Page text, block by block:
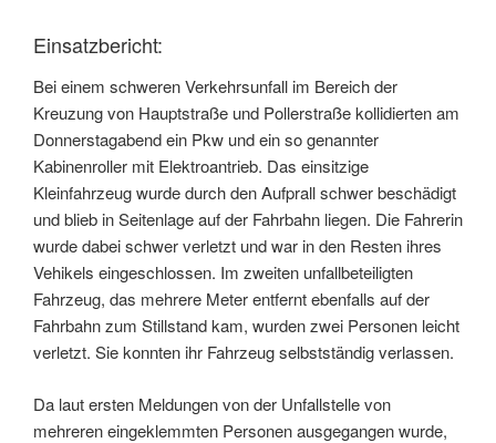
Einsatzbericht:
Bei einem schweren Verkehrsunfall im Bereich der
Kreuzung von Hauptstraße und Pollerstraße kollidierten am
Donnerstagabend ein Pkw und ein so genannter
Kabinenroller mit Elektroantrieb. Das einsitzige
Kleinfahrzeug wurde durch den Aufprall schwer beschädigt
und blieb in Seitenlage auf der Fahrbahn liegen. Die Fahrerin
wurde dabei schwer verletzt und war in den Resten ihres
Vehikels eingeschlossen. Im zweiten unfallbeteiligten
Fahrzeug, das mehrere Meter entfernt ebenfalls auf der
Fahrbahn zum Stillstand kam, wurden zwei Personen leicht
verletzt. Sie konnten ihr Fahrzeug selbstständig verlassen.
Da laut ersten Meldungen von der Unfallstelle von
mehreren eingeklemmten Personen ausgegangen wurde,